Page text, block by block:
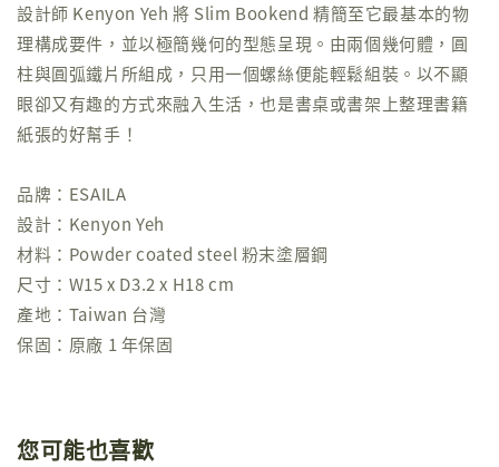
設計師 Kenyon Yeh 將 Slim Bookend 精簡至它最基本的物
理構成要件，並以極簡幾何的型態呈現。由兩個幾何體，圓
柱與圓弧鐵片所組成，只用一個螺絲便能輕鬆組裝。以不顯
眼卻又有趣的方式來融入生活，也是書桌或書架上整理書籍
紙張的好幫手！
品牌：ESAILA
設計：Kenyon Yeh
材料：Powder coated steel 粉末塗層鋼
尺寸：W15 x D3.2 x H18 cm
產地：Taiwan 台灣
保固：原廠 1 年保固
您可能也喜歡